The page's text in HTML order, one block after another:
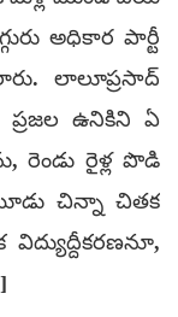
అధికార పార్టీ
లాలూప్రసాద్
ఉనికిని ఏ
రెండు రైళ్ల పొడి
చిన్నా చితక